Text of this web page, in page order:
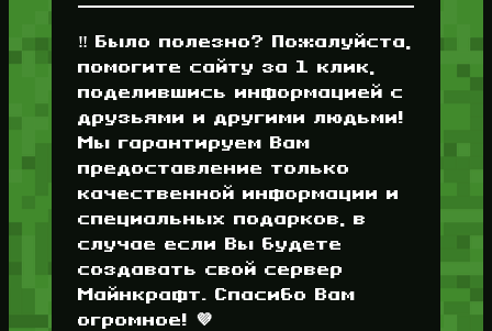
‼️ Было полезно? Пожалуйста,
помогите сайту за 1 клик,
поделившись информацией с
друзьями и другими людьми!
Мы гарантируем Вам
предоставление только
качественной информации и
специальных подарков, в
случае если Вы будете
создавать свой сервер
Майнкрафт. Спасибо Вам
огромное! 💜